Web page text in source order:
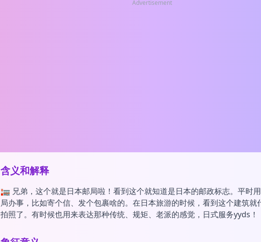
Advertisement
含义和解释
🏣 兄弟，这个就是日本邮局啦！看到这个就知道是日本的邮政标志。平时
局办事，比如寄个信、发个包裹啥的。在日本旅游的时候，看到这个建筑就
拍照了。有时候也用来表达那种传统、规矩、老派的感觉，日式服务yyds！